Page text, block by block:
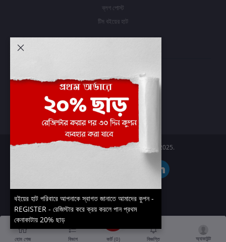
ব্লগ পোস্ট
টিম বইয়ের হাট
প্রবেশ করুন
অর্ডার ইতিহাস
আমার ইচ্ছাগুলি
অর্ডার ট্র্যাকিং
Boier Haat™ | © All rights reserved 2025.
হোম পেজ বিভাগ কার্ট (0) বিজ্ঞপ্তি অ্যাকাউন্ট
বইয়ের হাট পরিবারে আপনাকে স্বাগত জানাতে আমাদের কুপন -
REGISTER - রেজিস্টার করে ক্রয় করলে পান প্রথম
কেনাকাটায় 20% ছাড়